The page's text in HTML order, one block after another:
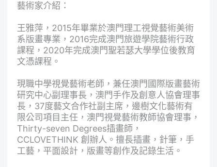
藝術家介紹：
王雅萍，2015年畢業於澳門理工視覺藝術美術
系版畫專業，2016完成澳門旅遊學院藝術行政
課程，2020年完成澳門聖若瑟大學學位後教育
文憑課程。
現職中學視覺藝術老師，兼任澳門國際版畫藝術
研究中心副理事長，澳門手作及創意人協會理事
長，37度藝文合作社副主席，邊樹文化藝術有
限公司項目主任，澳門視覺藝術教師協會理事，
Thirty-seven Degrees插畫師，
CCLOVETHINK 創辦人。擅長插畫，針筆，手
工藝，平面設計，版畫等創作及記錄生活。